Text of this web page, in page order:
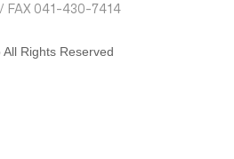
FAX 041-430-7414
Rights Reserved